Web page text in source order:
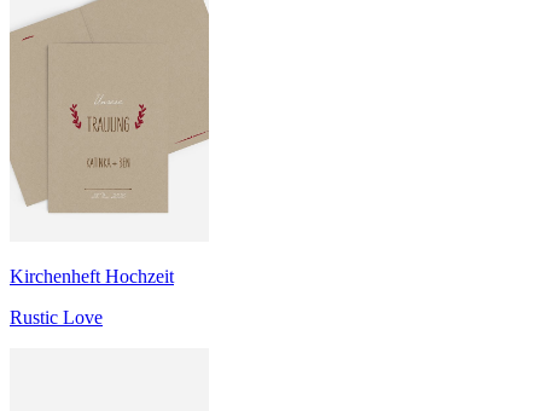
Kirchenheft Hochzeit
Rustic Love